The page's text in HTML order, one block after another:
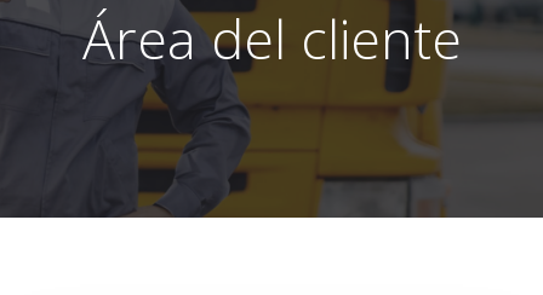
Área del cliente